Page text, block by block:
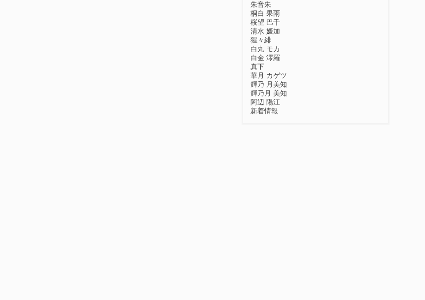
朱音朱
桐白 果雨
桜望 巴千
清水 媛加
猩々緋
白丸 モカ
白金 澪羅
真下
華月 カゲツ
輝乃 月美知
輝乃月 美知
阿辺 陽江
新着情報